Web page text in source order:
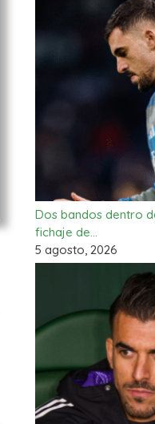
Dos bandos dentro
fichaje de…
5 agosto, 2026